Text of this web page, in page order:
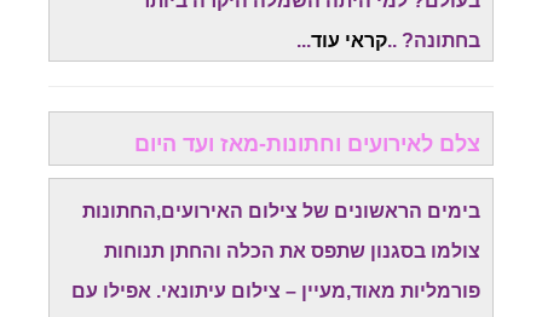
בחתונה? ..קראי עוד...
צלם לאירועים וחתונות-מאז ועד היום
בימים הראשונים של צילום האירועים,החתונות
צולמו בסגנון שתפס את הכלה והחתן תנוחות
פורמליות מאוד,מעיין – צילום עיתונאי. אפילו עם